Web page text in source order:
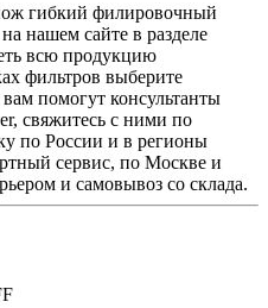
гибкий филировочный
нашем сайте в разделе
всю продукцию
фильтров выберите
помогут консультанты
свяжитесь с ними по
по России и в регионы
сервис, по Москве и
и самовывоз со склада.